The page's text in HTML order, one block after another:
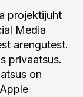
projektijuht
Media
arengutest.
privaatsus.
on